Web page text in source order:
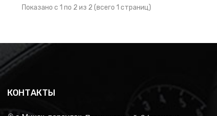
Показано с 1 по 2 из 2 (всего 1 страниц)
КОНТАКТЫ